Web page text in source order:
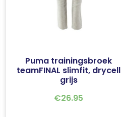
Puma trainingsbroek
teamFINAL slimfit, drycell
grijs
€26.95